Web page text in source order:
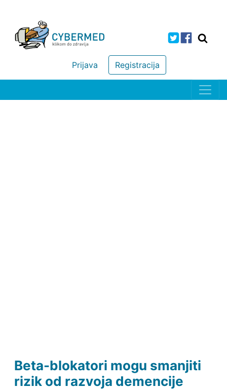
Registracija
Prijava
Beta-blokatori mogu smanjiti
rizik od razvoja demencije